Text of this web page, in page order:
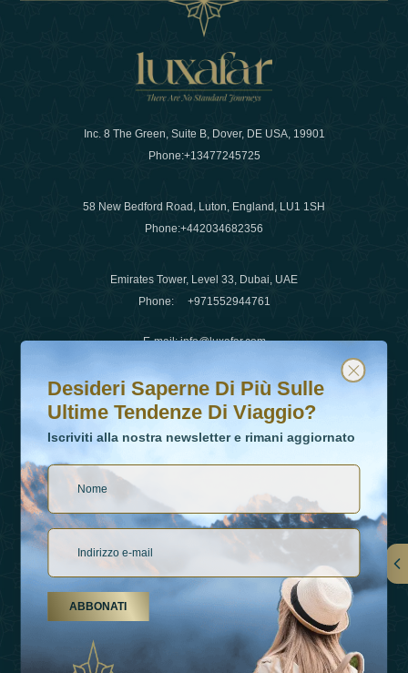
Inc. 8 The Green, Suite B, Dover, DE USA, 19901
Phone:+13477245725
58 New Bedford Road, Luton, England, LU1 1SH
Phone:+442034682356
Emirates Tower, Level 33, Dubai, UAE
Phone: +971552944761
E-mail:info@luxafar.com
WhatsApp No
+442034682356
Collegamenti
Desideri saperne di più sulle ultime tendenze di viaggio?
Iscriviti alla nostra newsletter e rimani aggiornato
Desideri Saperne Di Più Sulle
Ultime Tendenze Di Viaggio?
Iscriviti alla nostra newsletter e rimani aggiornato
ABBONATI